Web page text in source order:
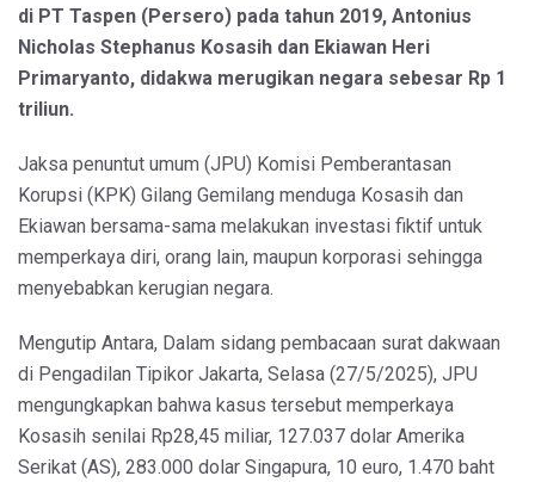
di PT Taspen (Persero) pada tahun 2019, Antonius
Nicholas Stephanus Kosasih dan Ekiawan Heri
Primaryanto, didakwa merugikan negara sebesar Rp 1
triliun.
Jaksa penuntut umum (JPU) Komisi Pemberantasan
Korupsi (KPK) Gilang Gemilang menduga Kosasih dan
Ekiawan bersama-sama melakukan investasi fiktif untuk
memperkaya diri, orang lain, maupun korporasi sehingga
menyebabkan kerugian negara.
Mengutip Antara, Dalam sidang pembacaan surat dakwaan
di Pengadilan Tipikor Jakarta, Selasa (27/5/2025), JPU
mengungkapkan bahwa kasus tersebut memperkaya
Kosasih senilai Rp28,45 miliar, 127.037 dolar Amerika
Serikat (AS), 283.000 dolar Singapura, 10 euro, 1.470 baht